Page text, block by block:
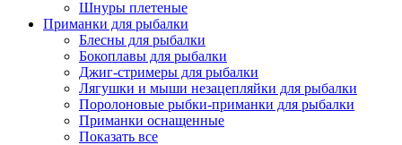
Шнуры плетеные
Приманки для рыбалки
Блесны для рыбалки
Бокоплавы для рыбалки
Джиг-стримеры для рыбалки
Лягушки и мыши незацепляйки для рыбалки
Поролоновые рыбки-приманки для рыбалки
Приманки оснащенные
Показать все